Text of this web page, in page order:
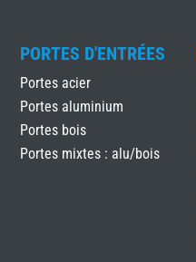
PORTES D'ENTRÉES
Portes acier
Portes aluminium
Portes bois
Portes mixtes : alu/bois